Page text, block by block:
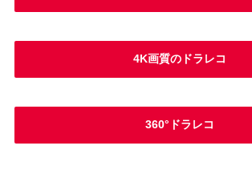
4K画質のドラレコ
360°ドラレコ